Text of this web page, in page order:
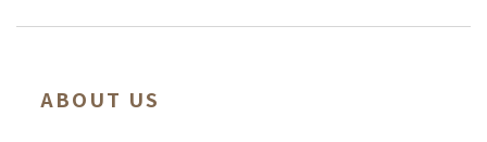
ABOUT US